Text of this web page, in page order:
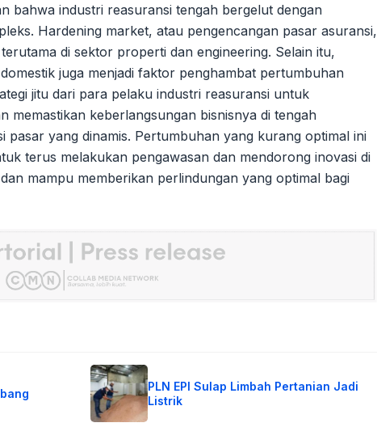
bahwa industri reasuransi tengah bergelut dengan
Hardening market, atau pengencangan pasar asuransi,
di sektor properti dan engineering. Selain itu,
juga menjadi faktor penghambat pertumbuhan
jitu dari para pelaku industri reasuransi untuk
memastikan keberlangsungan bisnisnya di tengah
pasar yang dinamis. Pertumbuhan yang kurang optimal ini
terus melakukan pengawasan dan mendorong inovasi di
mampu memberikan perlindungan yang optimal bagi
PLN EPI Sulap Limbah Pertanian Jadi
Listrik